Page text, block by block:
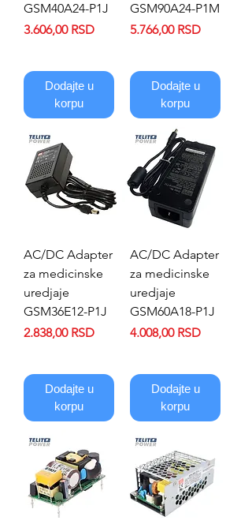
GSM40A24-P1J
Price
3.606,00 RSD
Dodajte u
korpu
GSM90A24-P1M
Price
5.766,00 RSD
Dodajte u
korpu
AC/DC Adapter
za medicinske
uredjaje
GSM36E12-P1J
Price
2.838,00 RSD
Dodajte u
korpu
AC/DC Adapter
za medicinske
uredjaje
GSM60A18-P1J
Price
4.008,00 RSD
Dodajte u
korpu